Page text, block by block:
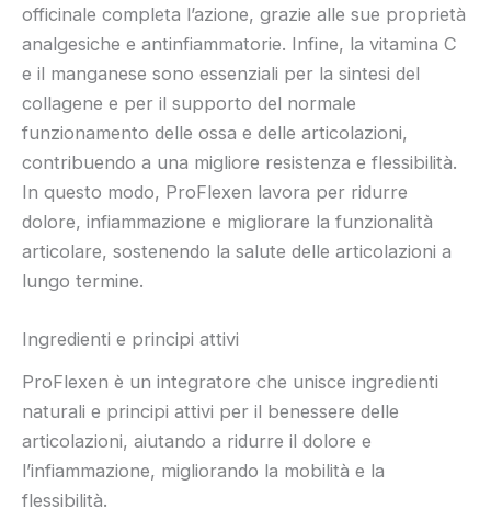
officinale completa l’azione, grazie alle sue proprietà
analgesiche e antinfiammatorie. Infine, la vitamina C
e il manganese sono essenziali per la sintesi del
collagene e per il supporto del normale
funzionamento delle ossa e delle articolazioni,
contribuendo a una migliore resistenza e flessibilità.
In questo modo, ProFlexen lavora per ridurre
dolore, infiammazione e migliorare la funzionalità
articolare, sostenendo la salute delle articolazioni a
lungo termine.
Ingredienti e principi attivi
ProFlexen è un integratore che unisce ingredienti
naturali e principi attivi per il benessere delle
articolazioni, aiutando a ridurre il dolore e
l’infiammazione, migliorando la mobilità e la
flessibilità.